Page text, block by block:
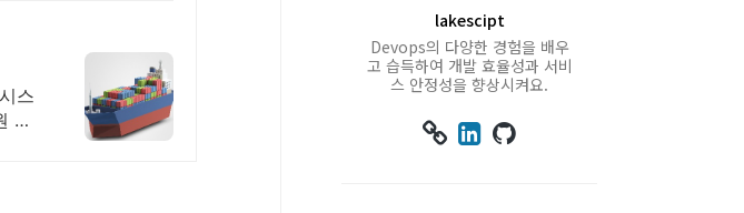
스
서
lakescipt
Devops의 다양한 경험을 배우
고 습득하여 개발 효율성과 서비
스 안정성을 향상시켜요.
  